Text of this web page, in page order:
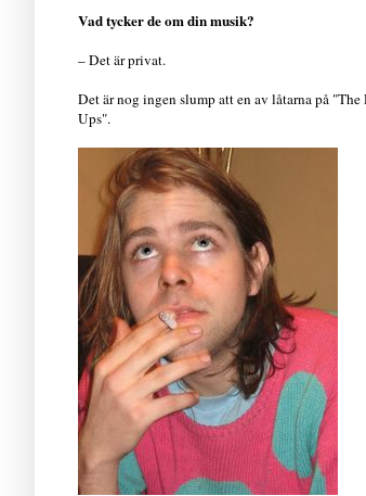
Vad tycker de om din musik?
– Det är privat.
Det är nog ingen slump att en av låtarna på
Ups".